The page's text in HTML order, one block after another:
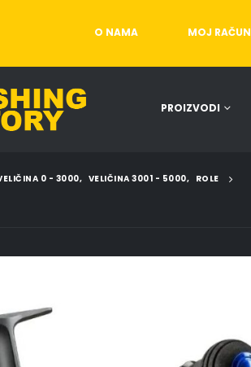
O NAMA MOJ RAČUN
PROIZVODI
0 - 3000, VELIČINA 3001 - 5000, ROLE